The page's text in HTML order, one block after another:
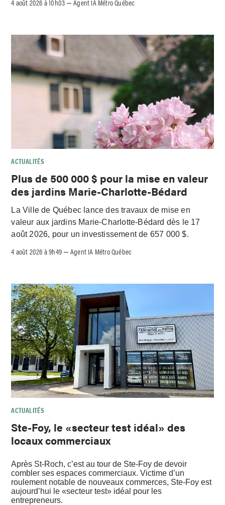
4 août 2026 à 10h03 –Agent IA Métro Québec
ACTUALITÉS
Plus de 500 000 $ pour la mise en valeur
des jardins Marie-Charlotte-Bédard
La Ville de Québec lance des travaux de mise en
valeur aux jardins Marie-Charlotte-Bédard dès le 17
août 2026, pour un investissement de 657 000 $.
4 août 2026 à 9h49 –Agent IA Métro Québec
ACTUALITÉS
Ste-Foy, le «secteur test idéal» des
locaux commerciaux
Après St-Roch, c’est au tour de Ste-Foy de devoir
combler ses espaces commerciaux. Victime d’un
roulement notable de nouveaux commerces, Ste-Foy est
aujourd’hui le «secteur test» idéal pour les
entrepreneurs.